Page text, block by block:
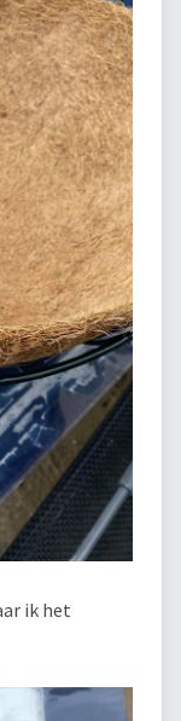
ik het